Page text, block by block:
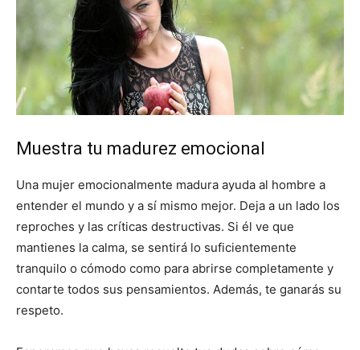
Muestra tu madurez emocional
Una mujer emocionalmente madura ayuda al hombre a
entender el mundo y a sí mismo mejor. Deja a un lado los
reproches y las críticas destructivas. Si él ve que
mantienes la calma, se sentirá lo suficientemente
tranquilo o cómodo como para abrirse completamente y
contarte todos sus pensamientos. Además, te ganarás su
respeto.